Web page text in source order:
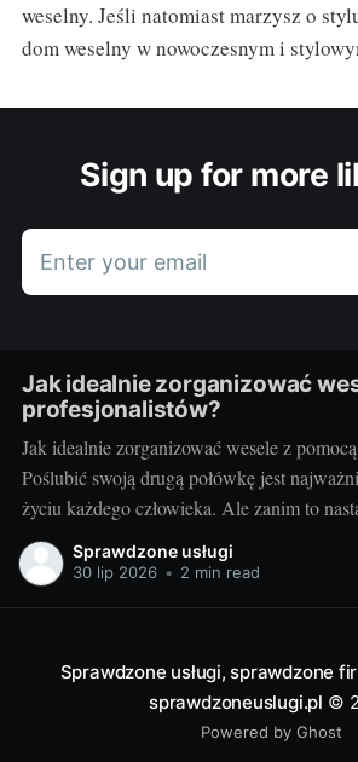
weselny. Jeśli natomiast marzysz o
dom weselny w nowoczesnym i
Sign up for more
Enter your email
Jak idealnie zorganizować
profesjonalistów?
Jak idealnie zorganizować wesele z
Poślubić swoją drugą połówkę jest
życiu każdego człowieka. Ale zanim to
wielkim wyzwaniem – jak zorganizować
dzień? Czy warto skorzystać z usług
Sprawdzone usługi
30 lip 2026 • 2 min read
Sprawdzone usługi, sprawdzone
sprawdzoneuslugi.pl ©
Powered by Ghost